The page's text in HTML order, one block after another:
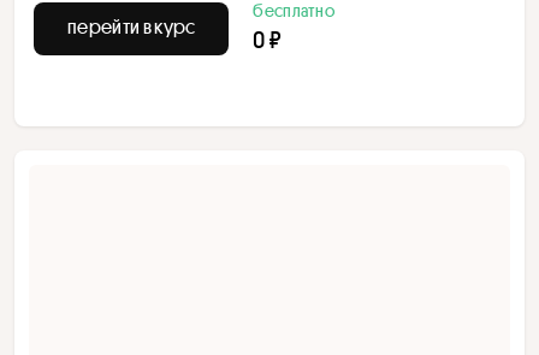
перейти в курс
бесплатно
0 ₽